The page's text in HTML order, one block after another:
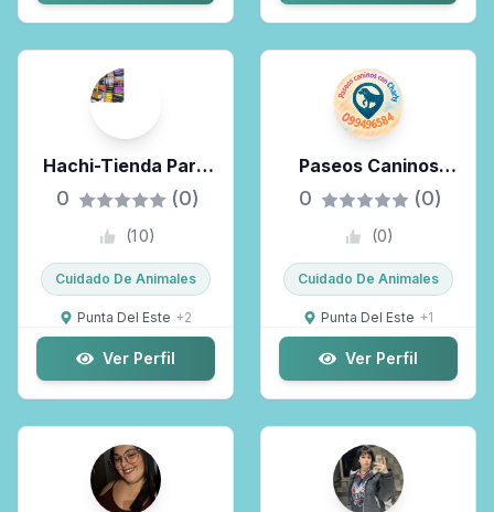
Hachi-Tienda Para
Mascotas
0 (0)
(10)
Cuidado De Animales
Punta Del Este +2
Ver Perfil
Paseos Caninos
Con Chaly
0 (0)
(0)
Cuidado De Animales
Punta Del Este +1
Ver Perfil